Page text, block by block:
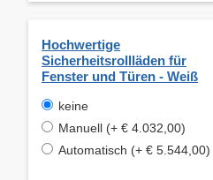
Hochwertige
Sicherheitsrollläden für
Fenster und Türen - Weiß
keine
Manuell (+ € 4.032,00)
Automatisch (+ € 5.544,00)